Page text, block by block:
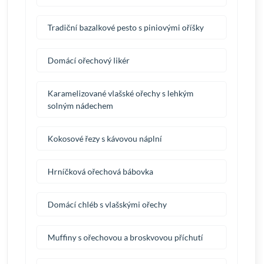
Tradiční bazalkové pesto s piniovými oříšky
Domácí ořechový likér
Karamelizované vlašské ořechy s lehkým
solným nádechem
Kokosové řezy s kávovou náplní
Hrníčková ořechová bábovka
Domácí chléb s vlašskými ořechy
Muffiny s ořechovou a broskvovou příchutí